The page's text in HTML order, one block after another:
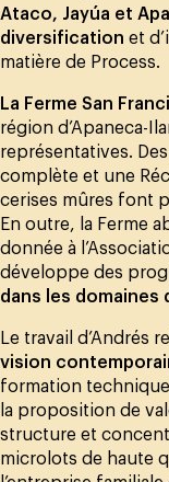
Ataco, Jayúa et
diversification et
matière de Process.
La Ferme San
région d’Apaneca-
représentatives.
complète et une
cerises mûres font
En outre, la Ferme
donnée à
développe des
dans les domaines
Le travail d’Andrés
vision
formation
la proposition de
structure et
microlots de haute